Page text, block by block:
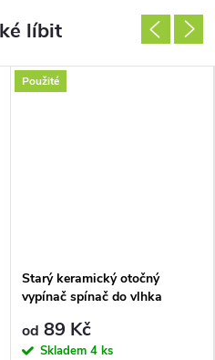
Použité
Starý keramický otočný
vypínač spínač do vlhka
od 89 Kč
Skladem 4 ks